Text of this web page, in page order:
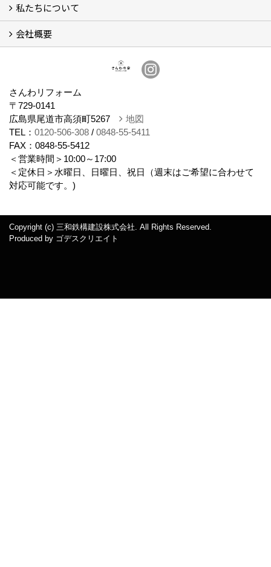
リフォームについて
リノベーションについて
計画ステップ
【Q＆A】よくあるご質問 (30)
私たちについて
スタッフ紹介
ブログ
想い
会社概要
さんわリフォーム
〒729-0141
広島県尾道市高須町5267
地図
TEL： 0120-506-308 / 0848-55-5411
FAX：0848-55-5412
＜営業時間＞10:00～17:00
＜定休日＞水曜日、日曜日、祝日（週末はご希望に合わせて
対応可能です。)
Copyright (c) 三和鉄構建設株式会社. All Rights Reserved.
Produced by ゴデスクリエイト